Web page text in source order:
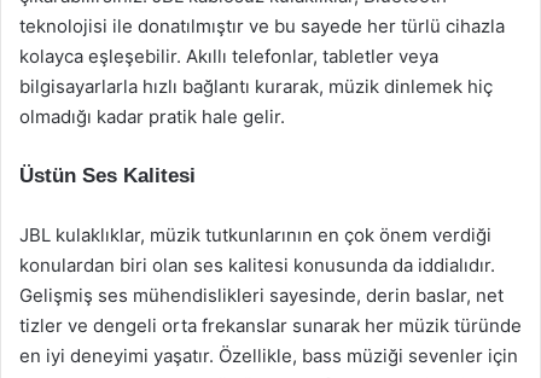
teknolojisi ile donatılmıştır ve bu sayede her türlü cihazla
kolayca eşleşebilir. Akıllı telefonlar, tabletler veya
bilgisayarlarla hızlı bağlantı kurarak, müzik dinlemek hiç
olmadığı kadar pratik hale gelir.
Üstün Ses Kalitesi
JBL kulaklıklar, müzik tutkunlarının en çok önem verdiği
konulardan biri olan ses kalitesi konusunda da iddialıdır.
Gelişmiş ses mühendislikleri sayesinde, derin baslar, net
tizler ve dengeli orta frekanslar sunarak her müzik türünde
en iyi deneyimi yaşatır. Özellikle, bass müziği sevenler için